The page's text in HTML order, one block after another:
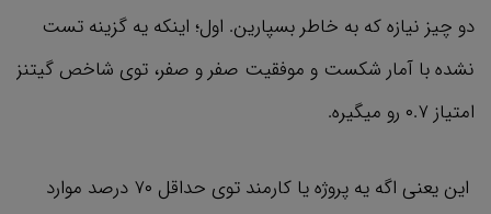
دو چیز نیازه که به خاطر بسپارین. اول؛ اینکه یه گزینه تست
نشده با آمار شکست و موفقیت صفر و صفر، توی شاخص گیتنز
امتیاز ۰.۷ رو میگیره.
این یعنی اگه یه پروژه یا کارمند توی حداقل ۷۰ درصد موارد